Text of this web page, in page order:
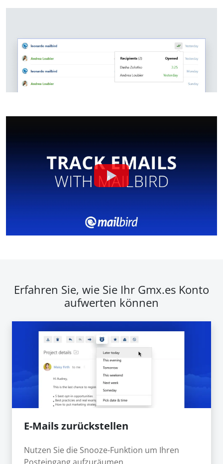
Erfahren Sie, wie Sie Ihr Gmx.es Konto
aufwerten können
E-Mails zurückstellen
Nutzen Sie die Snooze-Funktion um Ihren